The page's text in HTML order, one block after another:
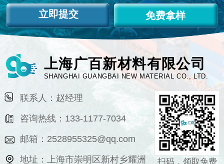
免费拿样
上海广百新材料有限公司
SHANGHAI GUANGBAI NEW MATERIAL CO., LTD.
扫码，领取免费
联系人：赵经理
咨询热线：133-1177-7034
邮箱：2528955325@qq.com
地址：上海市崇明区新村乡耀洲